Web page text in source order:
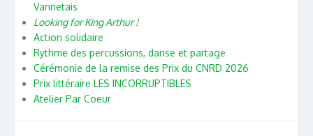
Vannetais
Looking for King Arthur !
Action solidaire
Rythme des percussions, danse et partage
Cérémonie de la remise des Prix du CNRD 2026
Prix littéraire LES INCORRUPTIBLES
Atelier Par Coeur